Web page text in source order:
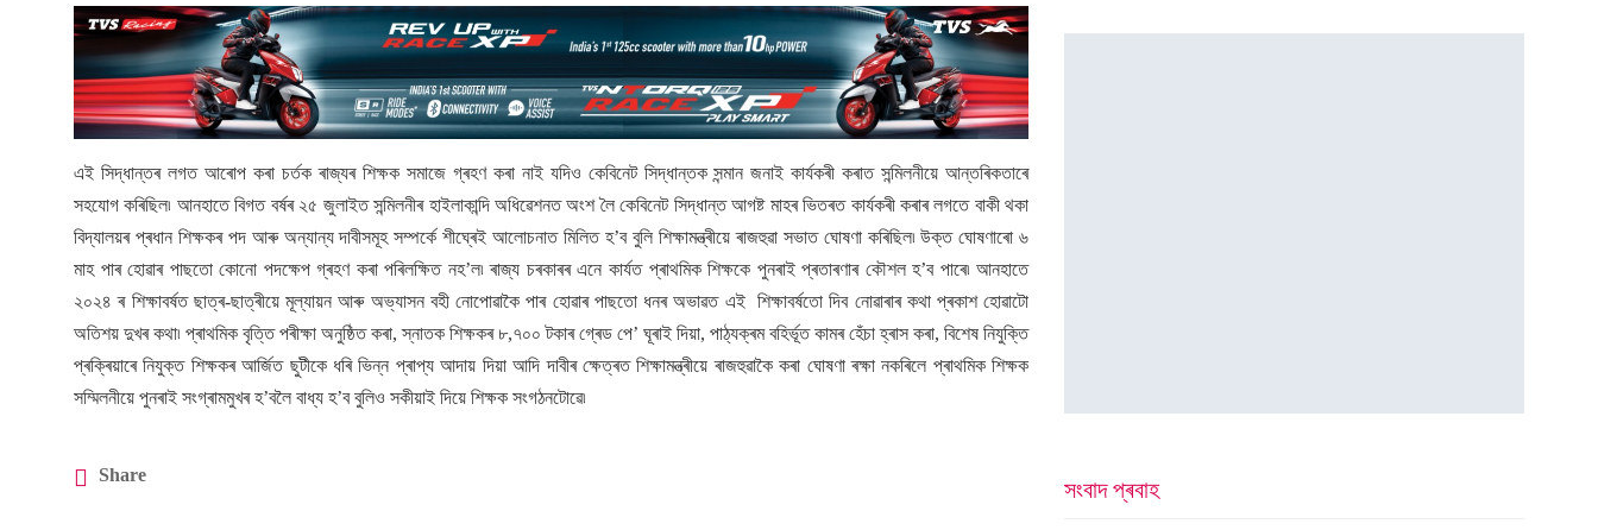
এই সিদ্ধান্তৰ লগত আৰোপ কৰা চৰ্তক ৰাজ্যৰ শিক্ষক সমাজে গ্ৰহণ কৰা নাই যদিও কেবিনেট সিদ্ধান্তক সন্মান জনাই কাৰ্যকৰী কৰাত সন্মিলনীয়ে আন্তৰিকতাৰে
সহযোগ কৰিছিল৷ আনহাতে বিগত বৰ্ষৰ ২৫ জুলাইত সন্মিলনীৰ হাইলাকান্দি অধিৱেশনত অংশ লৈ কেবিনেট সিদ্ধান্ত আগষ্ট মাহৰ ভিতৰত কাৰ্যকৰী কৰাৰ লগতে বাকী থকা
বিদ্যালয়ৰ প্ৰধান শিক্ষকৰ পদ আৰু অন্যান্য দাবীসমূহ সম্পৰ্কে শীঘ্ৰেই আলোচনাত মিলিত হ’ব বুলি শিক্ষামন্ত্ৰীয়ে ৰাজহুৱা সভাত ঘোষণা কৰিছিল৷ উক্ত ঘোষণাৰো ৬
মাহ পাৰ হোৱাৰ পাছতো কোনো পদক্ষেপ গ্ৰহণ কৰা পৰিলক্ষিত নহ’ল৷ ৰাজ্য চৰকাৰৰ এনে কাৰ্যত প্ৰাথমিক শিক্ষকে পুনৰাই প্ৰতাৰণাৰ কৌশল হ’ব পাৰে৷ আনহাতে
২০২৪ ৰ শিক্ষাবৰ্ষত ছাত্ৰ-ছাত্ৰীয়ে মূল্যায়ন আৰু অভ্যাসন বহী নোপোৱাকৈ পাৰ হোৱাৰ পাছতো ধনৰ অভাৱত এই শিক্ষাবৰ্ষতো দিব নোৱাৰাৰ কথা প্ৰকাশ হোৱাটো
অতিশয় দুখৰ কথা৷ প্ৰাথমিক বৃত্তি পৰীক্ষা অনুষ্ঠিত কৰা, স্নাতক শিক্ষকৰ ৮,৭০০ টকাৰ গ্ৰেড পে’ ঘূৰাই দিয়া, পাঠ্যক্ৰম বহিৰ্ভূত কামৰ হেঁচা হ্ৰাস কৰা, বিশেষ নিযুক্তি
প্ৰক্ৰিয়াৰে নিযুক্ত শিক্ষকৰ আৰ্জিত ছুটীকে ধৰি ভিন্ন প্ৰাপ্য আদায় দিয়া আদি দাবীৰ ক্ষেত্ৰত শিক্ষামন্ত্ৰীয়ে ৰাজহুৱাকৈ কৰা ঘোষণা ৰক্ষা নকৰিলে প্ৰাথমিক শিক্ষক
সম্মিলনীয়ে পুনৰাই সংগ্ৰামমুখৰ হ’বলৈ বাধ্য হ’ব বুলিও সকীয়াই দিয়ে শিক্ষক সংগঠনটোৱে৷
Share
সংবাদ প্ৰবাহ